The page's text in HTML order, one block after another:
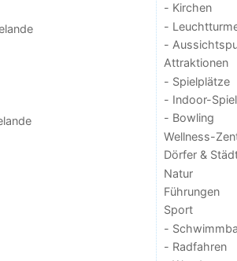
- Kirchen
-
-
Attraktionen
- Spielplätze
- Indoor-
- Bowling
Wellness-
Dörfer &
Natur
Führungen
Sport
-
- Radfahren